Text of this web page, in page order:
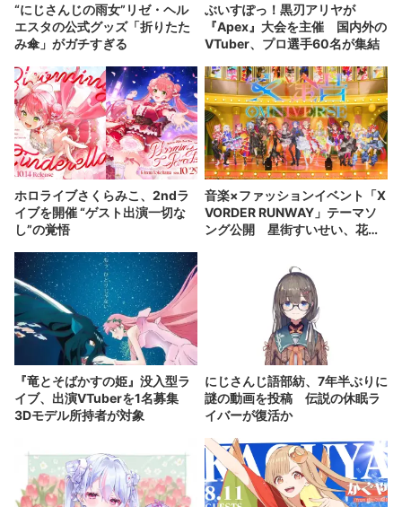
“にじさんじの雨女”リゼ・ヘル
エスタの公式グッズ「折りたた
み傘」がガチすぎる
ぶいすぽっ！黒刃アリヤが
『Apex』大会を主催 国内外の
VTuber、プロ選手60名が集結
ホロライブさくらみこ、2ndラ
イブを開催 “ゲスト出演一切な
し”の覚悟
音楽×ファッションイベント「X
VORDER RUNWAY」テーマソ
ング公開 星街すいせい、花譜
『竜とそばかすの姫』没入型ラ
イブ、出演VTuberを1名募集
3Dモデル所持者が対象
にじさんじ語部紡、7年半ぶりに
謎の動画を投稿 伝説の休眠ラ
イバーが復活か